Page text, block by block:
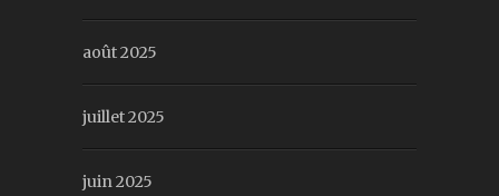
août 2025
juillet 2025
juin 2025